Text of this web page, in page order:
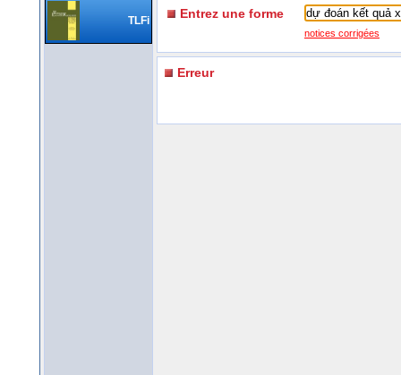
TLFi Entrez une forme
notices corrigées
Erreur